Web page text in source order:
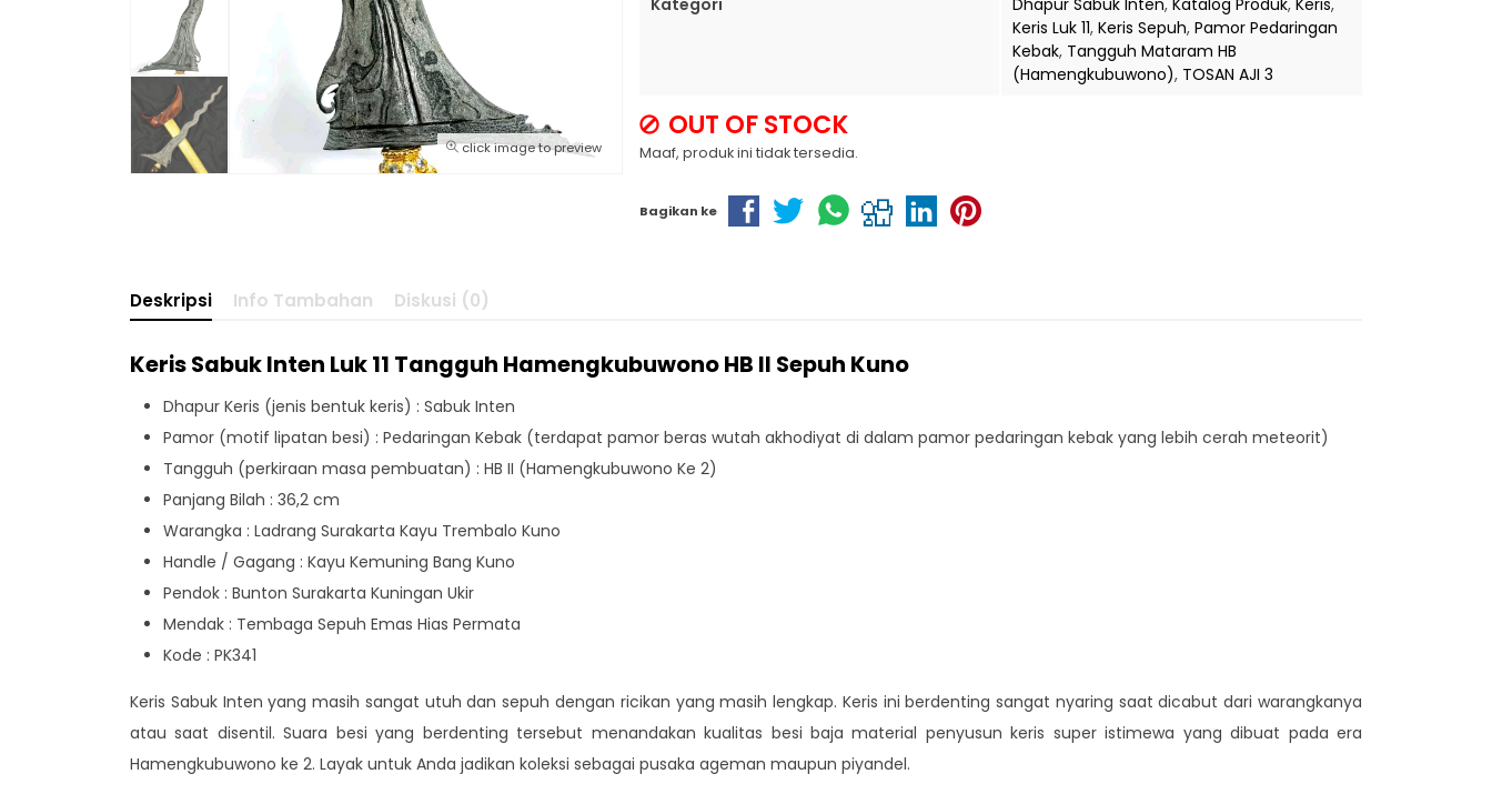
click image to preview
Kategori
Dhapur Sabuk Inten, Katalog Produk, Keris,
Keris Luk 11, Keris Sepuh, Pamor Pedaringan
Kebak, Tangguh Mataram HB
(Hamengkubuwono), TOSAN AJI 3
OUT OF STOCK
Maaf, produk ini tidak tersedia.
Bagikan ke
Deskripsi Info Tambahan Diskusi (0)
Keris Sabuk Inten Luk 11 Tangguh Hamengkubuwono HB II Sepuh Kuno
Dhapur Keris (jenis bentuk keris) : Sabuk Inten
Pamor (motif lipatan besi) : Pedaringan Kebak (terdapat pamor beras wutah akhodiyat di dalam pamor pedaringan kebak yang lebih cerah meteorit)
Tangguh (perkiraan masa pembuatan) : HB II (Hamengkubuwono Ke 2)
Panjang Bilah : 36,2 cm
Warangka : Ladrang Surakarta Kayu Trembalo Kuno
Handle / Gagang : Kayu Kemuning Bang Kuno
Pendok : Bunton Surakarta Kuningan Ukir
Mendak : Tembaga Sepuh Emas Hias Permata
Kode : PK341
Keris Sabuk Inten yang masih sangat utuh dan sepuh dengan ricikan yang masih lengkap. Keris ini berdenting sangat nyaring saat dicabut dari warangkanya
atau saat disentil. Suara besi yang berdenting tersebut menandakan kualitas besi baja material penyusun keris super istimewa yang dibuat pada era
Hamengkubuwono ke 2. Layak untuk Anda jadikan koleksi sebagai pusaka ageman maupun piyandel.